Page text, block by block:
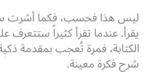
ليس هذا فحسب، فكما أشرت
يقرأ. عندما تقرأ كثيراً
الكتابة، فمرة تُعجب بمقدمة
شرح فكرة معينة.